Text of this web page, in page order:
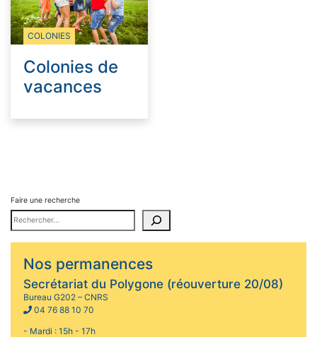
COLONIES
Colonies de
vacances
Faire une recherche
Nos permanences
Secrétariat du Polygone (réouverture 20/08)
Bureau G202 – CNRS
04 76 88 10 70
- Mardi : 15h - 17h